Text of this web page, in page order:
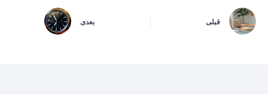
قبلی بعدی